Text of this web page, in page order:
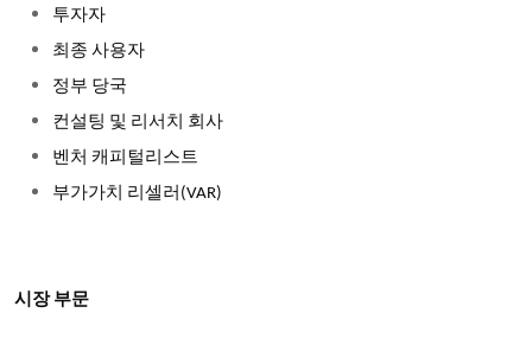
투자자
최종 사용자
정부 당국
컨설팅 및 리서치 회사
벤처 캐피털리스트
부가가치 리셀러(VAR)
시장 부문